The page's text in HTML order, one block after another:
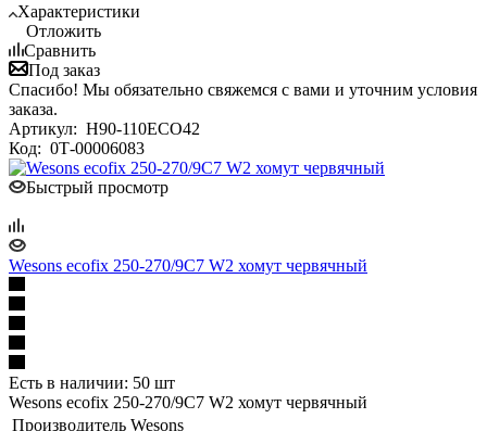
Характеристики
Отложить
Сравнить
Под заказ
Спасибо! Мы обязательно свяжемся с вами и уточним условия
заказа.
Артикул: H90-110ECO42
Код: 0Т-00006083
Быстрый просмотр
Wesons ecofix 250-270/9C7 W2 хомут червячный
Есть в наличии: 50 шт
Wesons ecofix 250-270/9C7 W2 хомут червячный
Производитель Wesons